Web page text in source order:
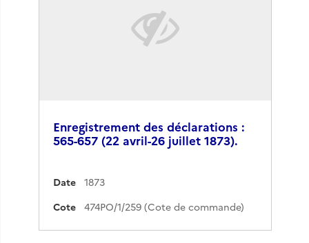
Enregistrement des déclarations :
565-657 (22 avril-26 juillet 1873).
Date
1873
Cote
474PO/1/259 (Cote de commande)